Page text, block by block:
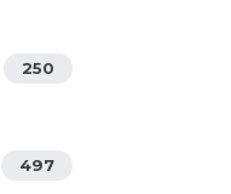
250
497